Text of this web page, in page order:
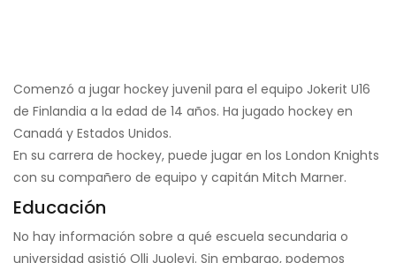
Comenzó a jugar hockey juvenil para el equipo Jokerit U16
de Finlandia a la edad de 14 años. Ha jugado hockey en
Canadá y Estados Unidos.
En su carrera de hockey, puede jugar en los London Knights
con su compañero de equipo y capitán Mitch Marner.
Educación
No hay información sobre a qué escuela secundaria o
universidad asistió Olli Juolevi. Sin embargo, podemos